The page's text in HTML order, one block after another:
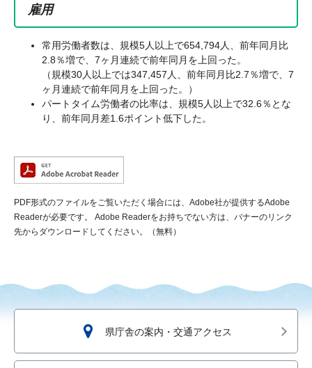
雇用
常用労働者数は、規模5人以上で654,794人、前年同月比
2.8％増で、7ヶ月連続で前年同月を上回った。
（規模30人以上では347,457人、前年同月比2.7％増で、7
ヶ月連続で前年同月を上回った。）
パートタイム労働者の比率は、規模5人以上で32.6％とな
り、前年同月差1.6ポイント低下した。
PDF形式のファイルをご覧いただく場合には、Adobe社が提供するAdobe
Readerが必要です。
Adobe Readerをお持ちでない方は、バナーのリンク
先からダウンロードしてください。（無料）
県庁舎の案内・交通アクセス